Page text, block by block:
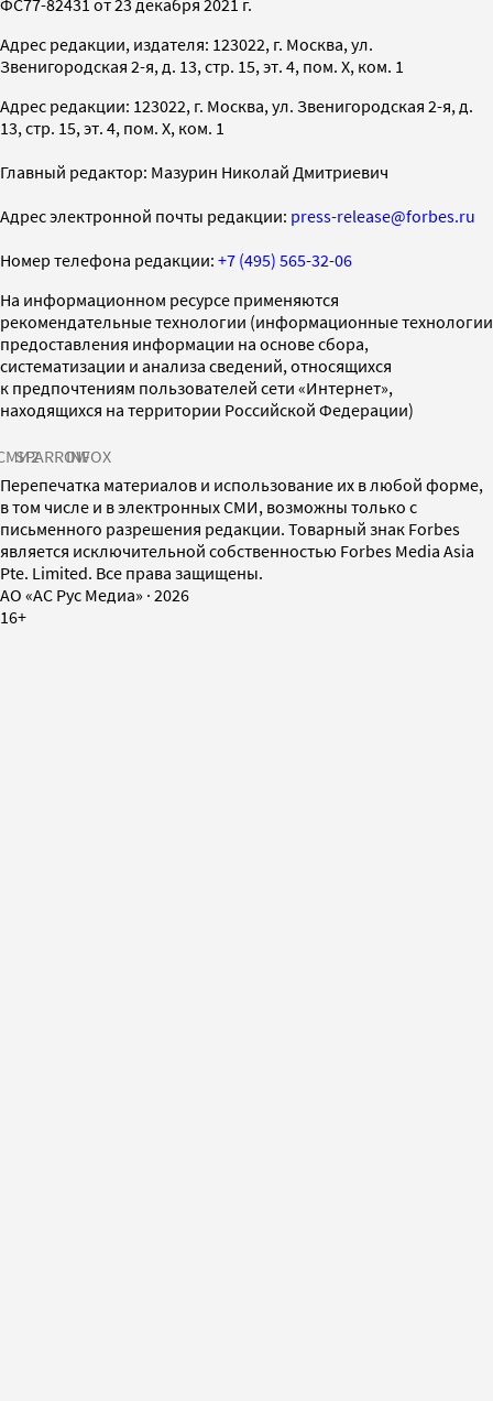
ФС77-82431 от 23 декабря 2021 г.
Адрес редакции, издателя: 123022, г. Москва, ул.
Звенигородская 2-я, д. 13, стр. 15, эт. 4, пом. X, ком. 1
Адрес редакции: 123022, г. Москва, ул. Звенигородская 2-я, д.
13, стр. 15, эт. 4, пом. X, ком. 1
Главный редактор: Мазурин Николай Дмитриевич
Адрес электронной почты редакции: press-release@forbes.ru
Номер телефона редакции: +7 (495) 565-32-06
На информационном ресурсе применяются
рекомендательные технологии (информационные технологии
предоставления информации на основе сбора,
систематизации и анализа сведений, относящихся
к предпочтениям пользователей сети «Интернет»,
находящихся на территории Российской Федерации)
SPARROWINFOX
Перепечатка материалов и использование их в любой форме,
в том числе и в электронных СМИ, возможны только с
письменного разрешения редакции. Товарный знак Forbes
является исключительной собственностью Forbes Media Asia
Pte. Limited. Все права защищены.
AO «АС Рус Медиа» · 2026
16+